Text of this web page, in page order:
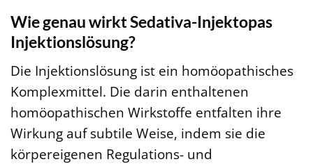
Wie genau wirkt Sedativa-Injektopas
Injektionslösung?
Die Injektionslösung ist ein homöopathisches
Komplexmittel. Die darin enthaltenen
homöopathischen Wirkstoffe entfalten ihre
Wirkung auf subtile Weise, indem sie die
körpereigenen Regulations- und